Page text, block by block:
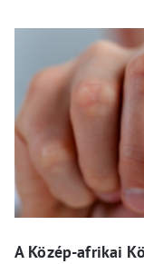
A Közép-afrikai